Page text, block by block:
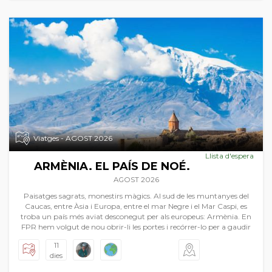
Viatges - AGOST 2026
Llista d'espera
ARMÈNIA. EL PAÍS DE NOÉ.
AGOST 2026
Paisatges sagrats, monestirs màgics. Al sud de les muntanyes del
Caucas, entre Àsia i Europa, entre el mar Negre i el Mar Caspi, es
troba un país més aviat desconegut per als europeus: Armènia. En
FPR hem volgut de nou obrir-li les portes i recórrer-lo per a gaudir
magnífics, que van des de les estepes centre asiàtiques d'una soledat
immensa, a les muntanyes caucàsiques d'una majestuositat
11
dies